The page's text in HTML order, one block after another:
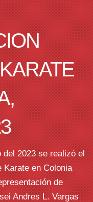
2023 se realizó el
Karate en Colonia
de
Andres L. Vargas